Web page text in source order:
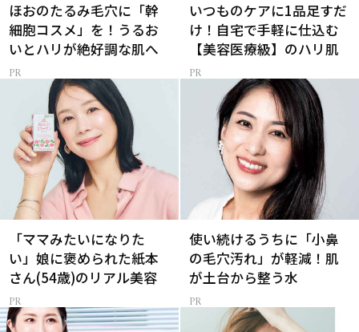
ほおのたるみ毛穴に「幹
細胞コスメ」を！うるお
いとハリが絶好調な肌へ
いつものケアに1品足すだ
け！自宅で手軽に仕込む
【美容医療級】のハリ肌
「ママみたいになりた
い」娘に褒められた紙本
さん(54歳)のリアル美容
使い続けるうちに「小鼻
の毛穴汚れ」が軽減！肌
が土台から整う水